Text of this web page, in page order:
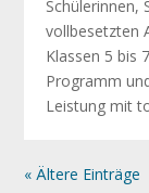
Schülerinnen,
vollbesetzten
Klassen 5 bis
Programm
Leistung mit
« Ältere Einträge